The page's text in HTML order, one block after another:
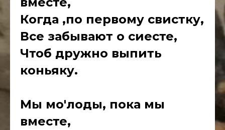
Когда ,по первому свистку,
Все забывают о сиесте,
Чтоб дружно выпить
коньяку.
Мы мо'лоды, пока мы
вместе,